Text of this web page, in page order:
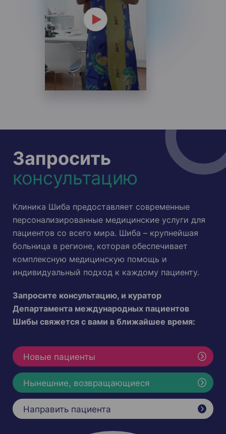
Запросить
консультацию
Клиника Шиба предоставляет современные
персонализированные медицинские услуги для
пациентов со всего мира. Шиба – крупнейшая
больница в регионе, которая обеспечивает
комплексную медицинскую помощь и
индивидуальный подход к каждому пациенту.
Запросите консультацию, и куратор
Департамента международных пациентов
Шибы свяжется с вами в ближайшее время:
Новые пациенты
Нынешние, возвращающиеся
Направить пациента